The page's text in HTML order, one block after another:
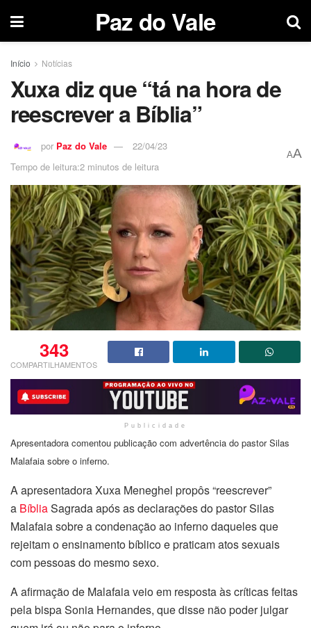
Paz do Vale
Início Notícias
Xuxa diz que “tá na hora de
reescrever a Bíblia”
por Paz do Vale
22/04/23
Tempo de leitura:2 minutos de leitura
AA
343
COMPARTILHAMENTOS
Publicidade
Apresentadora comentou publicação com advertência do pastor Silas
Malafaia sobre o inferno.
A apresentadora Xuxa Meneghel propôs “reescrever”
a BíbliaSagrada após as declarações do pastor Silas
Malafaia sobre a condenação ao inferno daqueles que
rejeitam o ensinamento bíblico e praticam atos sexuais
com pessoas do mesmo sexo.
A afirmação de Malafaia veio em resposta às críticas feitas
pela bispa Sonia Hernandes, que disse não poder julgar